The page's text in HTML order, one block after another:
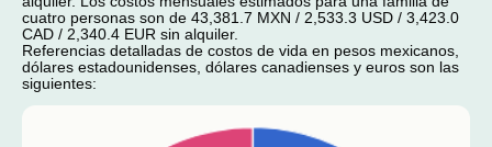
cuatro personas son de 43,381.7 MXN / 2,533.3 USD / 3,423.0
CAD / 2,340.4 EUR sin alquiler.
Referencias detalladas de costos de vida en pesos mexicanos,
dólares estadounidenses, dólares canadienses y euros son las
siguientes: